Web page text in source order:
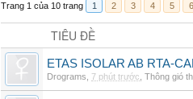
Trang 1 của 10 trang 1 2 3 4 5 6
TIÊU ĐỀ
ETAS ISOLAR AB RTA-
Drograms 7 phút trước Thông gió